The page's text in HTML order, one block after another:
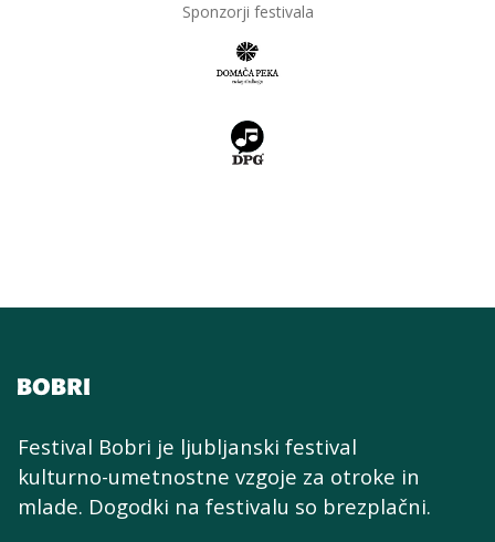
Sponzorji festivala
Festival Bobri je ljubljanski festival
kulturno-umetnostne vzgoje za otroke in
mlade. Dogodki na festivalu so brezplačni.